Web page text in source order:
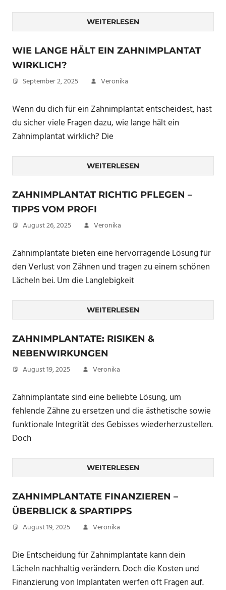
WEITERLESEN
WIE LANGE HÄLT EIN ZAHNIMPLANTAT
WIRKLICH?
September 2, 2025 Veronika
Wenn du dich für ein Zahnimplantat entscheidest, hast
du sicher viele Fragen dazu, wie lange hält ein
Zahnimplantat wirklich? Die
WEITERLESEN
ZAHNIMPLANTAT RICHTIG PFLEGEN –
TIPPS VOM PROFI
August 26, 2025 Veronika
Zahnimplantate bieten eine hervorragende Lösung für
den Verlust von Zähnen und tragen zu einem schönen
Lächeln bei. Um die Langlebigkeit
WEITERLESEN
ZAHNIMPLANTATE: RISIKEN &
NEBENWIRKUNGEN
August 19, 2025 Veronika
Zahnimplantate sind eine beliebte Lösung, um
fehlende Zähne zu ersetzen und die ästhetische sowie
funktionale Integrität des Gebisses wiederherzustellen.
Doch
WEITERLESEN
ZAHNIMPLANTATE FINANZIEREN –
ÜBERBLICK & SPARTIPPS
August 19, 2025 Veronika
Die Entscheidung für Zahnimplantate kann dein
Lächeln nachhaltig verändern. Doch die Kosten und
Finanzierung von Implantaten werfen oft Fragen auf.